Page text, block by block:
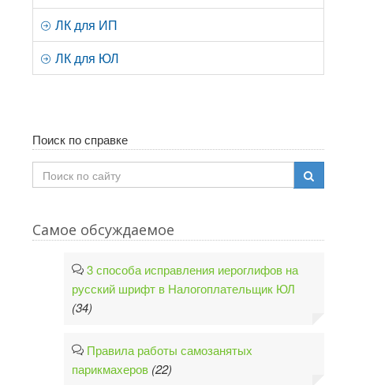
ЛК для ИП
ЛК для ЮЛ
Поиск по справке
Самое обсуждаемое
3 способа исправления иероглифов на
русский шрифт в Налогоплательщик ЮЛ
(34)
Правила работы самозанятых
парикмахеров (22)